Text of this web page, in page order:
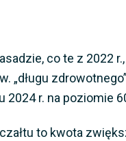
co te z 2022
r. na poziomie
to kwota